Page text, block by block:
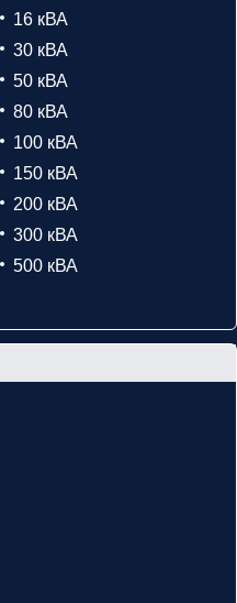
16 кВА
30 кВА
50 кВА
80 кВА
100 кВА
150 кВА
200 кВА
300 кВА
500 кВА